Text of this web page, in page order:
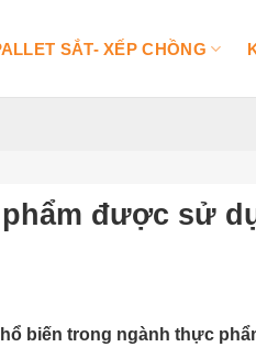
SẮT- XẾP CHỒNG
được sử
biến trong ngành thực